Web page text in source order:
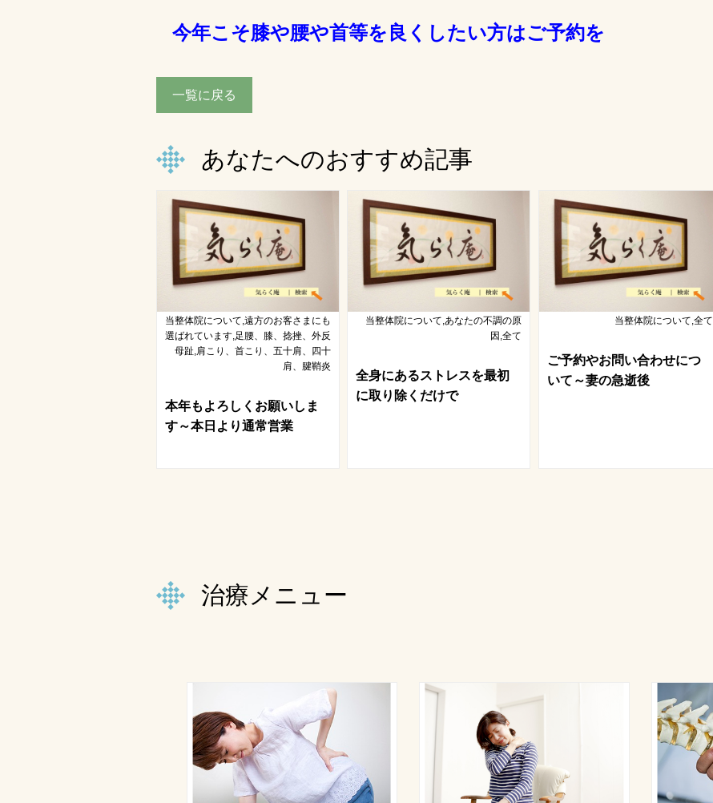
今年こそ膝や腰や首等を良くしたい方はご予約を
一覧に戻る
あなたへのおすすめ記事
当整体院について,遠方のお客さまにも
選ばれています,足腰、膝、捻挫、外反
母趾,肩こり、首こり、五十肩、四十
肩、腱鞘炎
本年もよろしくお願いしま
す～本日より通常営業
当整体院について,あなたの不調の原
因,全て
全身にあるストレスを最初
に取り除くだけで
当整体院について,全て
ご予約やお問い合わせにつ
いて～妻の急逝後
治療メニュー